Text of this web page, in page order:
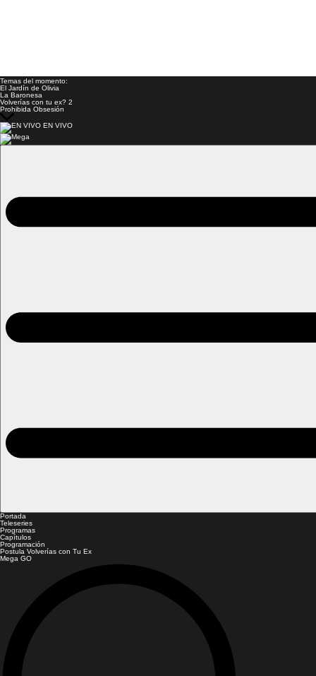
Temas del momento:
El Jardín de Olivia
La Baronesa
Volverías con tu ex? 2
Prohibida Obsesión
EN VIVO
Portada
Teleseries
Programas
Capítulos
Programación
Postula Volverías con Tu Ex
Mega GO